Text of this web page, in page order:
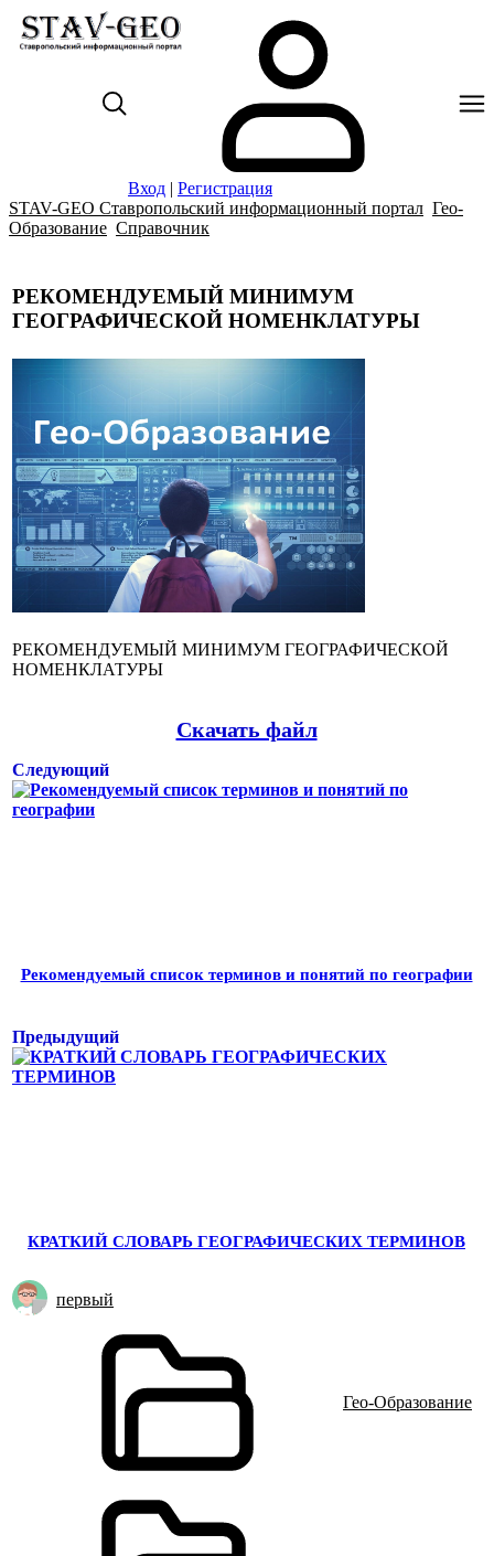
Вход | Регистрация
STAV-GEO Ставропольский информационный портал Гео-
Образование Справочник
РЕКОМЕНДУЕМЫЙ МИНИМУМ
ГЕОГРАФИЧЕСКОЙ НОМЕНКЛАТУРЫ
РЕКОМЕНДУЕМЫЙ МИНИМУМ ГЕОГРАФИЧЕСКОЙ
НОМЕНКЛАТУРЫ
Скачать файл
Следующий
Рекомендуемый список терминов и понятий по географии
Предыдущий
КРАТКИЙ СЛОВАРЬ ГЕОГРАФИЧЕСКИХ ТЕРМИНОВ
первый
Гео-Образование